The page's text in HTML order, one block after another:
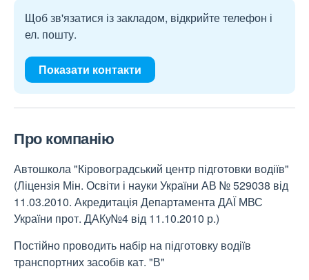
Щоб зв'язатися із закладом, відкрийте телефон і
ел. пошту.
Показати контакти
Про компанію
Автошкола "Кіровоградський центр підготовки водіїв"
(Ліцензія Мін. Освіти і науки України АВ № 529038 від
11.03.2010. Акредитація Департамента ДАЇ МВС
України прот. ДАКу№4 від 11.10.2010 р.)
Постійно проводить набір на підготовку водіїв
транспортних засобів кат. "В"